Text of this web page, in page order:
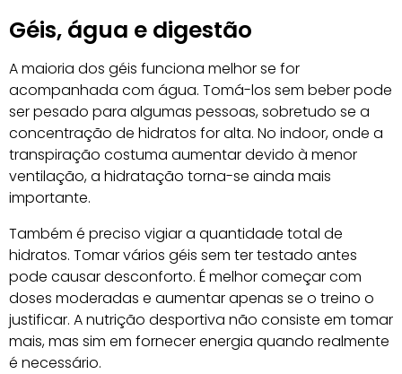
Géis, água e digestão
A maioria dos géis funciona melhor se for
acompanhada com água. Tomá-los sem beber pode
ser pesado para algumas pessoas, sobretudo se a
concentração de hidratos for alta. No indoor, onde a
transpiração costuma aumentar devido à menor
ventilação, a hidratação torna-se ainda mais
importante.
Também é preciso vigiar a quantidade total de
hidratos. Tomar vários géis sem ter testado antes
pode causar desconforto. É melhor começar com
doses moderadas e aumentar apenas se o treino o
justificar. A nutrição desportiva não consiste em tomar
mais, mas sim em fornecer energia quando realmente
é necessário.